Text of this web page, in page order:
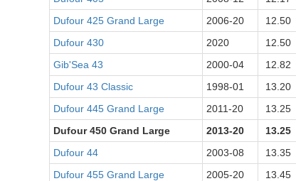
Dufour 425 Grand Large
2006-20 12.50
Dufour 430
2020 12.50
Gib'Sea 43
2000-04 12.82
Dufour 43 Classic
1998-01 13.20
Dufour 445 Grand Large
2011-20 13.25
Dufour 450 Grand Large
2013-20 13.25
Dufour 44
2003-08 13.35
Dufour 455 Grand Large
2005-20 13.45